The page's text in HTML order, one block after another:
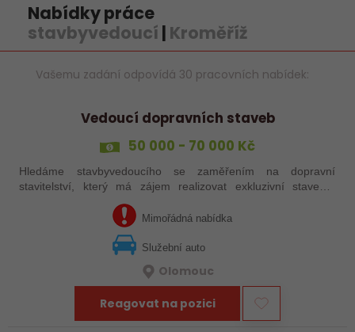
Nabídky práce
stavbyvedoucí | Kroměříž
Vašemu zadání odpovídá 30 pracovních nabídek:
Vedoucí dopravních staveb
50 000 - 70 000 Kč
Hledáme stavbyvedoucího se zaměřením na dopravní
stavitelství, který má zájem realizovat exkluzivní stavební
projekty v Olomouckém kraji.
Mimořádná nabídka
Služební auto
Olomouc
Reagovat na pozici